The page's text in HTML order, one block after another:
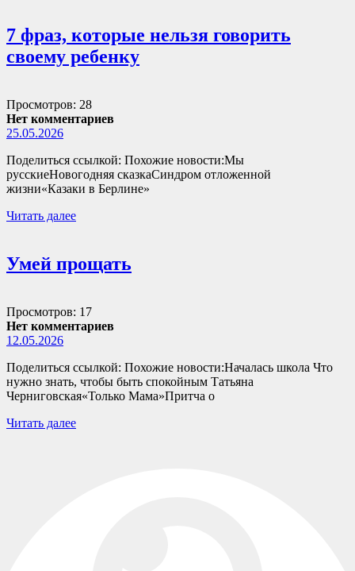
7 фраз, которые нельзя говорить
своему ребенку
Просмотров: 28
Нет комментариев
25.05.2026
Поделиться ссылкой: Похожие новости:Мы
русскиеНовогодняя сказкаСиндром отложенной
жизни«Казаки в Берлине»
Читать далее
Умей прощать
Просмотров: 17
Нет комментариев
12.05.2026
Поделиться ссылкой: Похожие новости:Началась школа Что
нужно знать, чтобы быть спокойным Татьяна
Черниговская«Только Мама»Притча о
Читать далее